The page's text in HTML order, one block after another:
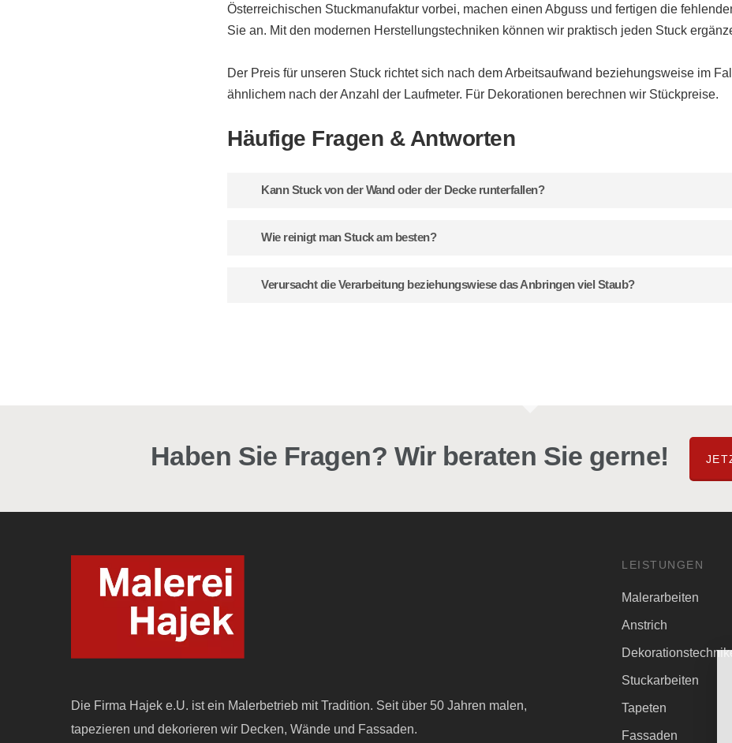
Österreichischen Stuckmanufaktur vorbei, machen einen Abguss und fertigen die
Sie an. Mit den modernen Herstellungstechniken können wir praktisch jeden Stuck
Der Preis für unseren Stuck richtet sich nach dem Arbeitsaufwand beziehungsweise im
ähnlichem nach der Anzahl der Laufmeter. Für Dekorationen berechnen wir Stückpreise.
Häufige Fragen & Antworten
Kann Stuck von der Wand oder der Decke runterfallen?
schwerer Stuck wird sogar geschraubt und hält somit ganz besonders fest.
Wie reinigt man Stuck am besten?
abwischen, da es sich um Formen aus Gips handelt.
Verursacht die Verarbeitung beziehungswiese das Anbringen viel Staub?
Haben Sie Fragen? Wir beraten Sie gerne!
Die Firma Hajek e.U. ist ein Malerbetrieb mit Tradition. Seit über 50 Jahren malen,
tapezieren und dekorieren wir Decken, Wände und Fassaden.
LEISTUNGEN
Malerarbeiten
Anstrich
Stuckarbeiten
Tapeten
Fassaden